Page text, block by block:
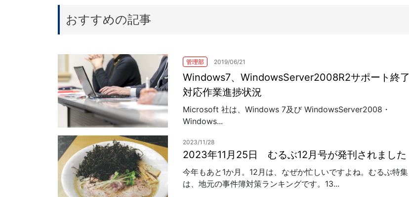
おすすめの記事
管理部 2019/06/21
Windows7、WindowsServer2008R2サポート終了
対応作業進捗状況
Microsoft 社は、Windows 7及び WindowsServer2008・
Windows...
2023/11/28
2023年11月25日 むるぶ12月号が発刊されました
今年もあと1か月。12月は、なぜか忙しいですよね。むるぶ特集
は、地元の事件簿対策ランキングです。13...